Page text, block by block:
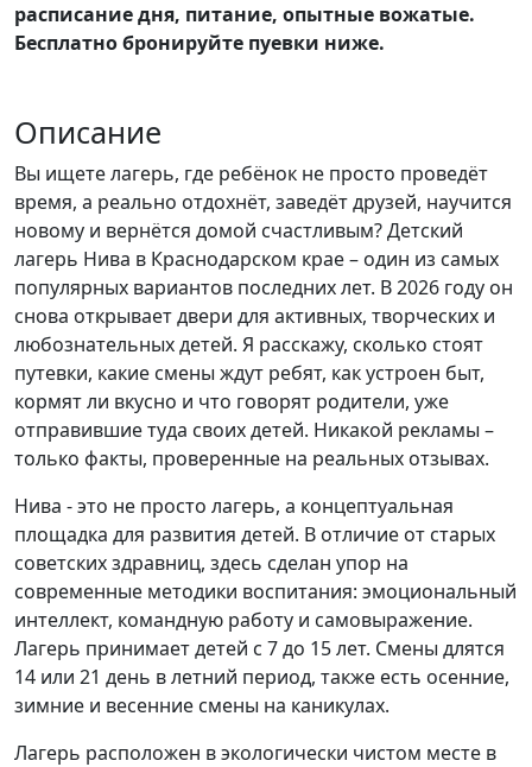
расписание дня, питание, опытные вожатые.
Бесплатно бронируйте пуевки ниже.
Описание
Вы ищете лагерь, где ребёнок не просто проведёт
время, а реально отдохнёт, заведёт друзей, научится
новому и вернётся домой счастливым? Детский
лагерь Нива в Краснодарском крае – один из самых
популярных вариантов последних лет. В 2026 году он
снова открывает двери для активных, творческих и
любознательных детей. Я расскажу, сколько стоят
путевки, какие смены ждут ребят, как устроен быт,
кормят ли вкусно и что говорят родители, уже
отправившие туда своих детей. Никакой рекламы –
только факты, проверенные на реальных отзывах.
Нива - это не просто лагерь, а концептуальная
площадка для развития детей. В отличие от старых
советских здравниц, здесь сделан упор на
современные методики воспитания: эмоциональный
интеллект, командную работу и самовыражение.
Лагерь принимает детей с 7 до 15 лет. Смены длятся
14 или 21 день в летний период, также есть осенние,
зимние и весенние смены на каникулах.
Лагерь расположен в экологически чистом месте в